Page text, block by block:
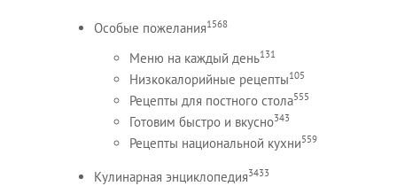
Особые пожелания1568
Меню на каждый день131
Низкокалорийные рецепты105
Рецепты для постного стола555
Готовим быстро и вкусно343
Рецепты национальной кухни559
Кулинарная энциклопедия3433